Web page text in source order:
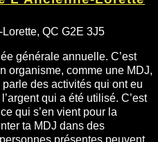
QC G2E 3J5
générale annuelle. C’est
organisme, comme une MDJ,
des activités qui ont eu
qui a été utilisé. C’est
qui s’en vient pour la
ta MDJ dans des
présentes peuvent